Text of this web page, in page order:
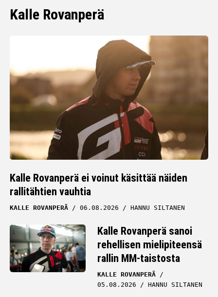
Kalle Rovanperä
Kalle Rovanperä ei voinut käsittää näiden
rallitähtien vauhtia
KALLE ROVANPERÄ 06.08.2026 HANNU SILTANEN
Kalle Rovanperä sanoi
rehellisen mielipiteensä
rallin MM-taistosta
KALLE ROVANPERÄ
05.08.2026
HANNU SILTANEN